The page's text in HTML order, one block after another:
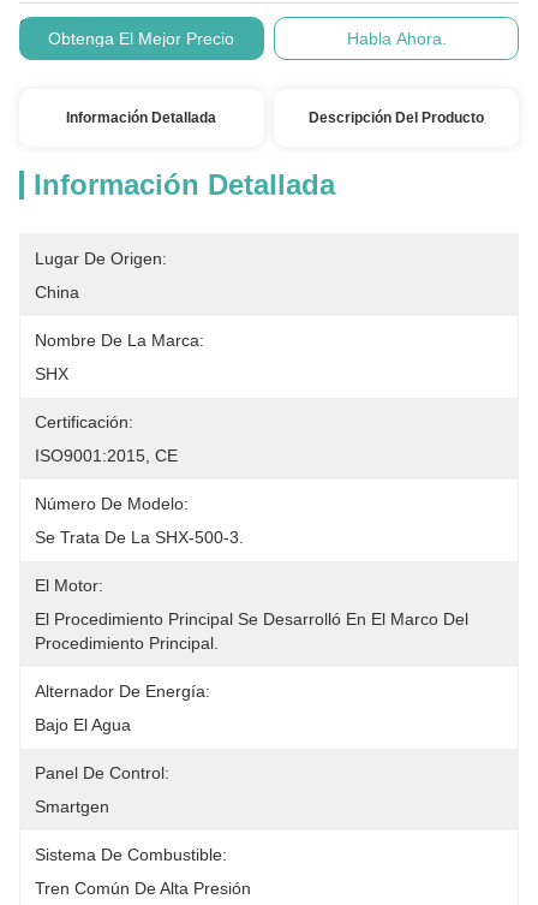
Condiciones De
Pago:Obtenga El Mejor Precio Habla Ahora.
Información Detallada Descripción Del Producto
Información Detallada
Lugar De Origen:
China
Nombre De La Marca:
SHX
Certificación:
ISO9001:2015, CE
Número De Modelo:
Se Trata De La SHX-500-3.
El Motor:
El Procedimiento Principal Se Desarrolló En El Marco Del
Procedimiento Principal.
Alternador De Energía:
Bajo El Agua
Panel De Control:
Smartgen
Sistema De Combustible:
Tren Común De Alta Presión